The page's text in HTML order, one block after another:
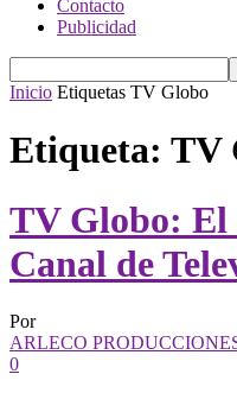
Contacto
Publicidad
Inicio Etiquetas TV Globo
Etiqueta: TV
TV Globo: El
Canal de
Por
ARLECO
0